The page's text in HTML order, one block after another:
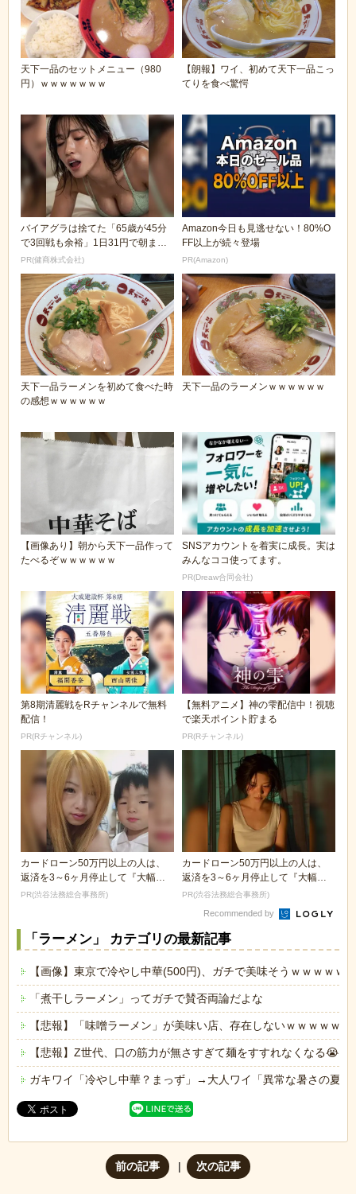
天下一品のセットメニュー（980
円）ｗｗｗｗｗｗｗ
【朗報】ワイ、初めて天下一品こっ
てりを食べ驚愕
バイアグラは捨てた「65歳が45分
で3回戦も余裕」1日31円で朝まで
絶好調！
PR(健商株式会社)
Amazon今日も見逃せない！80%O
FF以上が続々登場
PR(Amazon)
天下一品ラーメンを初めて食べた時
の感想ｗｗｗｗｗｗ
天下一品のラーメンｗｗｗｗｗｗ
【画像あり】朝から天下一品作って
たべるぞｗｗｗｗｗｗ
SNSアカウントを着実に成長。実は
みんなココ使ってます。
PR(Dreaw合同会社)
第8期清麗戦をRチャンネルで無料
配信！
PR(Rチャンネル)
【無料アニメ】神の雫配信中！視聴
で楽天ポイント貯まる
PR(Rチャンネル)
カードローン50万円以上の人は、
返済を3～6ヶ月停止して『大幅に
減額してから返済...
PR(渋谷法務総合事務所)
カードローン50万円以上の人は、
返済を3～6ヶ月停止して『大幅に
減額してから返済...
PR(渋谷法務総合事務所)
Recommended by
「ラーメン」 カテゴリの最新記事
【画像】東京で冷やし中華(500円)、ガチで美味そうｗｗｗｗｗｗ
「煮干しラーメン」ってガチで賛否両論だよな
【悲報】「味噌ラーメン」が美味い店、存在しないｗｗｗｗｗ
【悲報】Z世代、口の筋力が無さすぎて麺をすすれなくなる😭
ガキワイ「冷やし中華？まっず」→大人ワイ「異常な暑さの夏
前の記事 次の記事